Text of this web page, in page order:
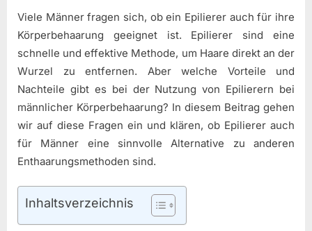
Viele Männer fragen sich, ob ein Epilierer auch für ihre
Körperbehaarung geeignet ist. Epilierer sind eine
schnelle und effektive Methode, um Haare direkt an der
Wurzel zu entfernen. Aber welche Vorteile und
Nachteile gibt es bei der Nutzung von Epilierern bei
männlicher Körperbehaarung? In diesem Beitrag gehen
wir auf diese Fragen ein und klären, ob Epilierer auch
für Männer eine sinnvolle Alternative zu anderen
Enthaarungsmethoden sind.
Inhaltsverzeichnis